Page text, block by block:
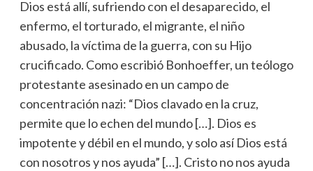
Dios está allí, sufriendo con el desaparecido, el
enfermo, el torturado, el migrante, el niño
abusado, la víctima de la guerra, con su Hijo
crucificado. Como escribió Bonhoeffer, un teólogo
protestante asesinado en un campo de
concentración nazi: “Dios clavado en la cruz,
permite que lo echen del mundo […]. Dios es
impotente y débil en el mundo, y solo así Dios está
con nosotros y nos ayuda” […]. Cristo no nos ayuda